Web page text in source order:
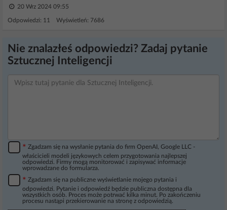
20 Wrz 2024 09:55
Odpowiedzi: 11 Wyświetleń: 7686
Nie znalazłeś odpowiedzi? Zadaj pytanie
Sztucznej Inteligencji
* Zgadzam się na wysłanie pytania do firm OpenAI, Google LLC -
właścicieli modeli językowych celem przygotowania najlepszej
odpowiedzi. Firmy mogą monitorować i zapisywać informacje
wprowadzane do formularza.
* Zgadzam się na publiczne wyświetlanie mojego pytania i
odpowiedzi. Pytanie i odpowiedź będzie publiczna dostępna dla
wszystkich osób. Proces może potrwać kilka minut. Po zakończeniu
procesu nastąpi przekierowanie na stronę z odpowiedzią.